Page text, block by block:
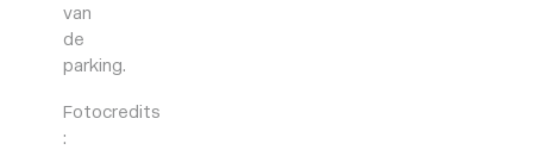
van
de
parking.
Fotocredits
: